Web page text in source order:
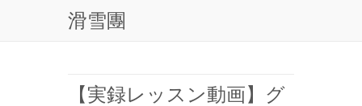
滑雪團
【実録レッスン動画】グ